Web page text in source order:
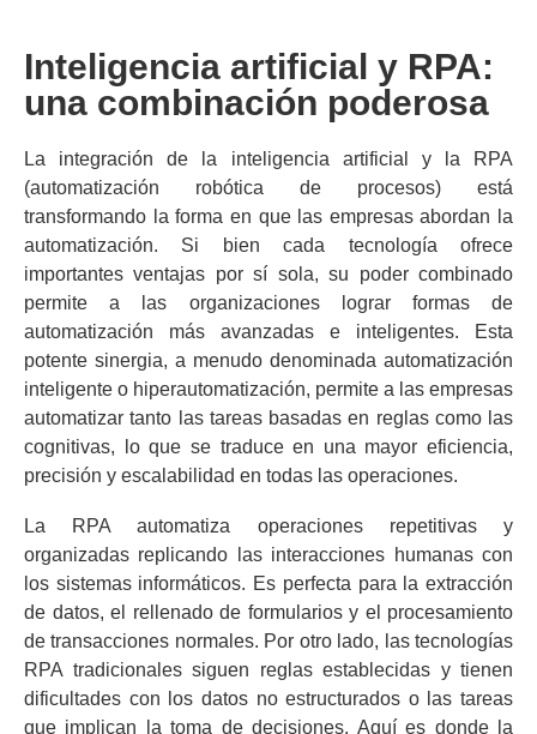
Inteligencia artificial y RPA:
una combinación poderosa
La integración de la inteligencia artificial y la RPA
(automatización robótica de procesos) está
transformando la forma en que las empresas abordan la
automatización. Si bien cada tecnología ofrece
importantes ventajas por sí sola, su poder combinado
permite a las organizaciones lograr formas de
automatización más avanzadas e inteligentes. Esta
potente sinergia, a menudo denominada automatización
inteligente o hiperautomatización, permite a las empresas
automatizar tanto las tareas basadas en reglas como las
cognitivas, lo que se traduce en una mayor eficiencia,
precisión y escalabilidad en todas las operaciones.
La RPA automatiza operaciones repetitivas y
organizadas replicando las interacciones humanas con
los sistemas informáticos. Es perfecta para la extracción
de datos, el rellenado de formularios y el procesamiento
de transacciones normales. Por otro lado, las tecnologías
RPA tradicionales siguen reglas establecidas y tienen
dificultades con los datos no estructurados o las tareas
que implican la toma de decisiones. Aquí es donde la